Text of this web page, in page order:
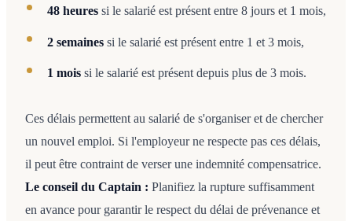
48 heures si le salarié est présent entre 8 jours et 1 mois,
2 semaines si le salarié est présent entre 1 et 3 mois,
1 mois si le salarié est présent depuis plus de 3 mois.
Ces délais permettent au salarié de s'organiser et de chercher
un nouvel emploi. Si l'employeur ne respecte pas ces délais,
il peut être contraint de verser une indemnité compensatrice.
Le conseil du Captain : Planifiez la rupture suffisamment
en avance pour garantir le respect du délai de prévenance et